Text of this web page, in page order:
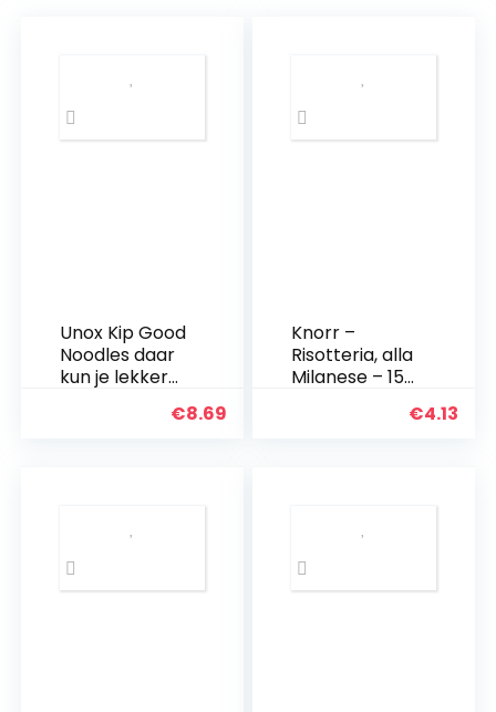
Gym
hoeveelheid
Unox Kip Good
Noodles daar
kun je lekker
€8.69
Knorr –
Risotteria, alla
Milanese – 15
€4.13